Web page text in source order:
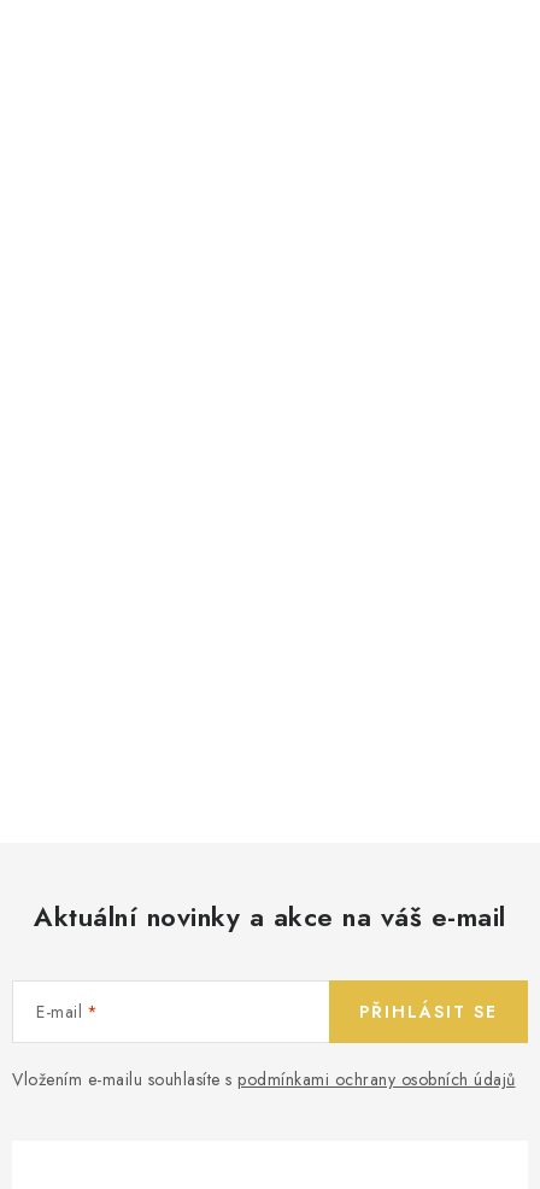
Aktuální novinky a akce na váš e-mail
E-mail
Vložením e-mailu souhlasíte s podmínkami ochrany osobních údajů
PŘIHLÁSIT SE